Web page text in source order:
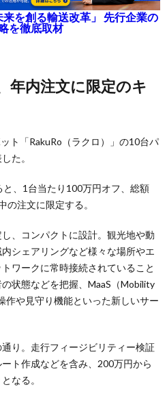
を創る輸送改革」 先行企業の
を徹底取材
ト「RakuRo（ラクロ）」の10台パ
た。
、1台当たり100万円オフ、総額
の注文に限定する。
、コンパクトに設計。観光地や動
シェアリングなど様々な場所やエ
ワークに常時接続されていること
状態などを把握、MaaS（Mobility
作や見守り機能といった新しいサー
り。走行フィージビリティー検証
ト作成などを含み、200万円から
なる。